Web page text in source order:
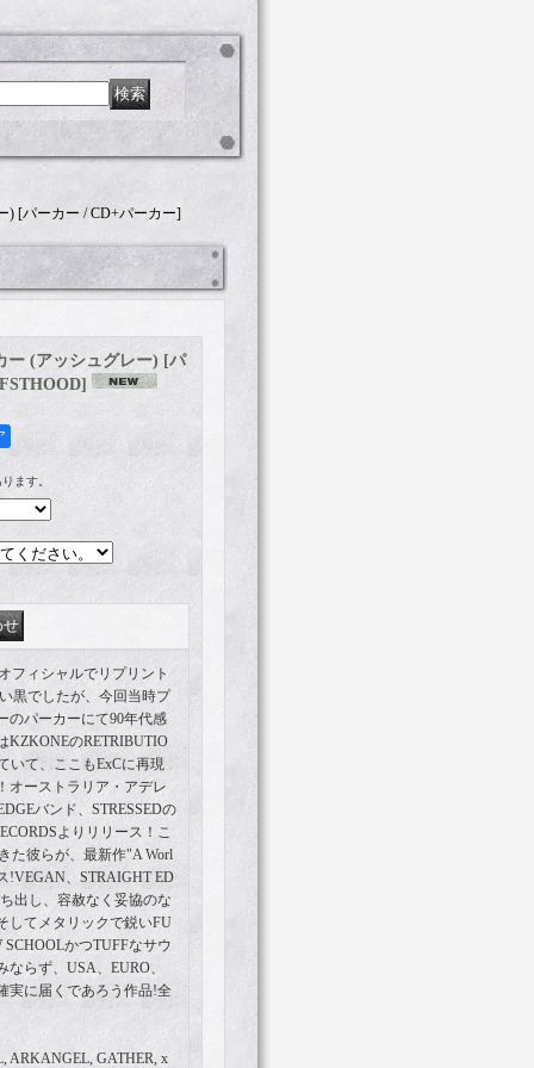
) [パーカー / CD+パーカー]
ー (アッシュグレー) [パ
]
ます。
フィシャルでリプリント
黒でしたが、今回当時プ
のパーカーにて90年代感
KZKONEのRETRIBUTIO
いて、ここもExCに再現
オーストラリア・アデレ
バンド、STRESSEDの
よりリリース！こ
た彼らが、最新作"A Worl
!VEGAN、STRAIGHT ED
出し、容赦なく妥協のな
してメタリックで鋭いFU
かつTUFFなサウ
らず、USA、EURO、
実に届くであろう作品!全
ARKANGEL, GATHER, x